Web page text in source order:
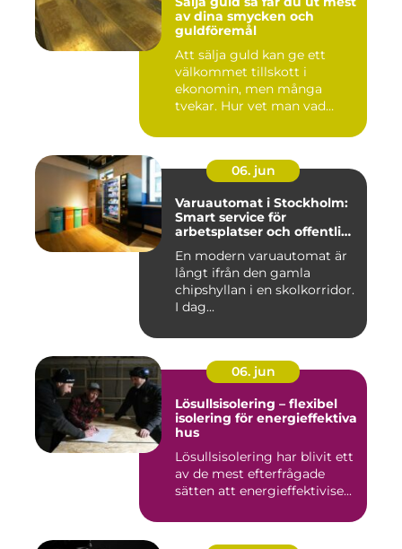
av dina smycken och
guldföremål
Att sälja guld kan ge ett
välkommet tillskott i
ekonomin, men många
tvekar. Hur vet man vad
06. jun
Varuautomat i Stockholm:
Smart service för
arbetsplatser och offentliga
En modern varuautomat är
långt ifrån den gamla
chipshyllan i en skolkorridor.
I dag...
06. jun
Lösullsisolering – flexibel
isolering för energieffektiva
hus
Lösullsisolering har blivit ett
av de mest efterfrågade
sätten att energieffektivise...